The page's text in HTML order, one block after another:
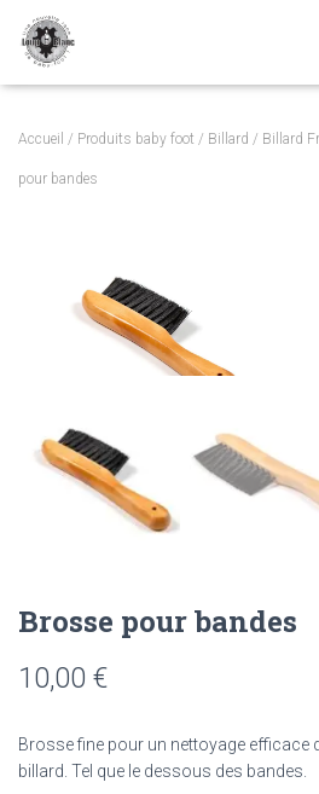
Accueil / Produits baby foot / Billard / Billard
pour bandes
Brosse pour bandes
10,00 €
Brosse fine pour un nettoyage efficace
billard. Tel que le dessous des bandes.